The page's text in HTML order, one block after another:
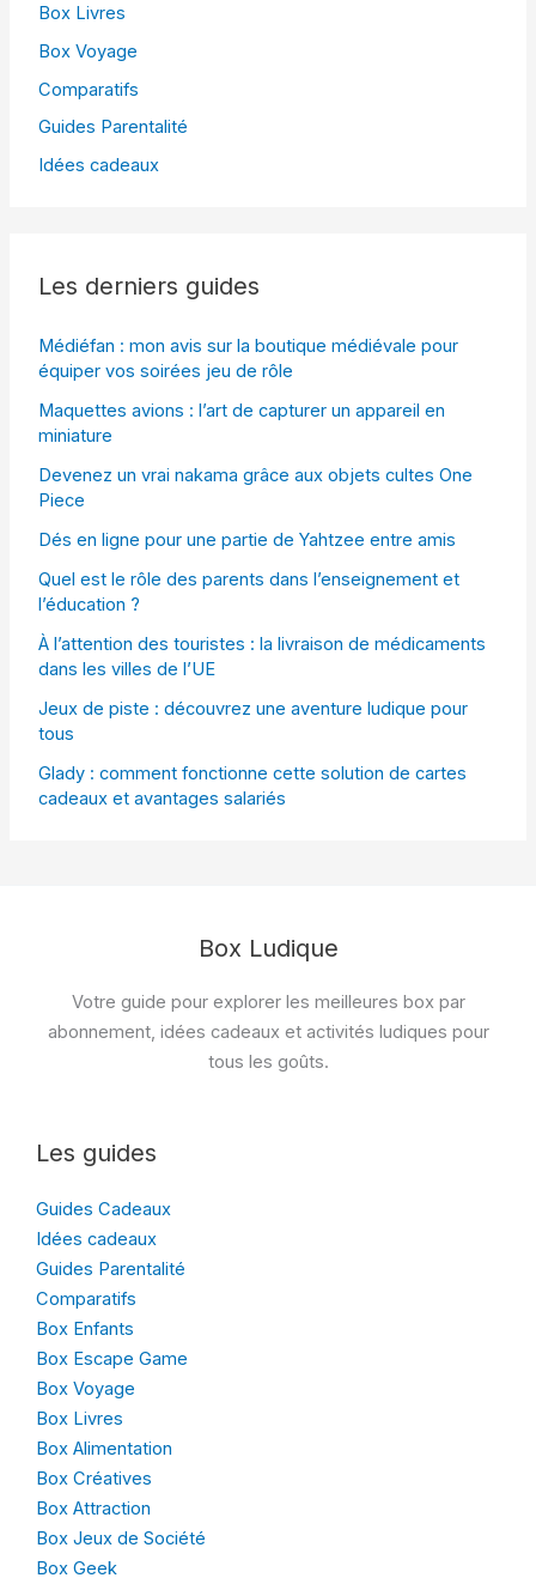
Box Livres
Box Voyage
Comparatifs
Guides Parentalité
Idées cadeaux
Les derniers guides
Médiéfan : mon avis sur la boutique médiévale pour
équiper vos soirées jeu de rôle
Maquettes avions : l’art de capturer un appareil en
miniature
Devenez un vrai nakama grâce aux objets cultes One
Piece
Dés en ligne pour une partie de Yahtzee entre amis
Quel est le rôle des parents dans l’enseignement et
l’éducation ?
À l’attention des touristes : la livraison de médicaments
dans les villes de l’UE
Jeux de piste : découvrez une aventure ludique pour
tous
Glady : comment fonctionne cette solution de cartes
cadeaux et avantages salariés
Box Ludique
Votre guide pour explorer les meilleures box par
abonnement, idées cadeaux et activités ludiques pour
tous les goûts.
Les guides
Guides Cadeaux
Idées cadeaux
Guides Parentalité
Comparatifs
Box Enfants
Box Escape Game
Box Voyage
Box Livres
Box Alimentation
Box Créatives
Box Attraction
Box Jeux de Société
Box Geek